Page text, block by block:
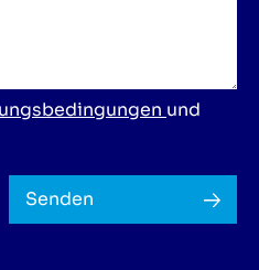
und
Senden